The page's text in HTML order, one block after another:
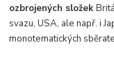
ozbrojených složek
svazu, USA, ale např. i
monotematických